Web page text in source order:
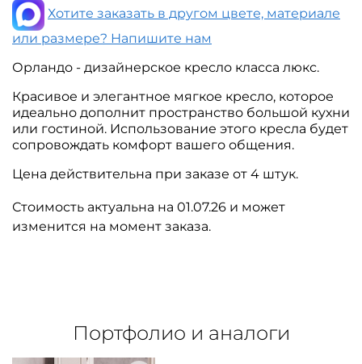
Хотите заказать в другом цвете, материале
или размере? Напишите нам
Орландо - дизайнерское кресло класса люкс.
Красивое и элегантное мягкое кресло, которое
идеально дополнит пространство большой кухни
или гостиной. Использование этого кресла будет
сопровождать комфорт вашего общения.
Цена действительна при заказе от 4 штук.
Стоимость актуальна на 01.07.26 и может
изменится на момент заказа.
Портфолио и аналоги